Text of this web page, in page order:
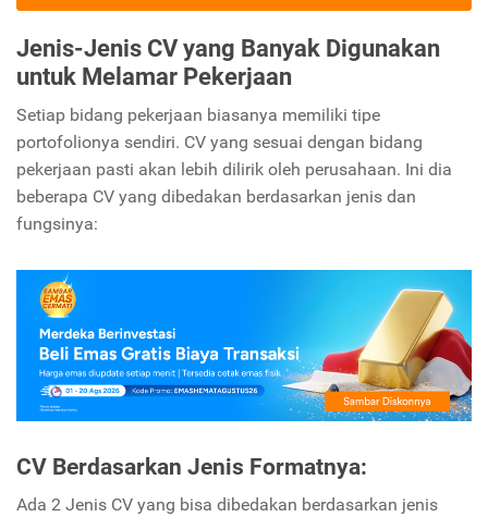
Jenis-Jenis CV yang Banyak Digunakan
untuk Melamar Pekerjaan
Setiap bidang pekerjaan biasanya memiliki tipe
portofolionya sendiri. CV yang sesuai dengan bidang
pekerjaan pasti akan lebih dilirik oleh perusahaan. Ini dia
beberapa CV yang dibedakan berdasarkan jenis dan
fungsinya:
CV Berdasarkan Jenis Formatnya:
Ada 2 Jenis CV yang bisa dibedakan berdasarkan jenis